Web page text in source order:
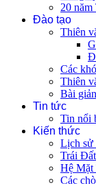
20
Đào tạo
Thiên
Các
Thiên
Bài
Tin tức
Tin nổi
Kiến thức
Lịch sử
Trái
Hệ Mặt
Các